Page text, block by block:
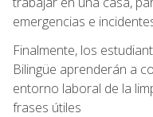
emergencias e
Finalmente, los
Bilingüe aprenderán a
entorno laboral de la
frases útiles